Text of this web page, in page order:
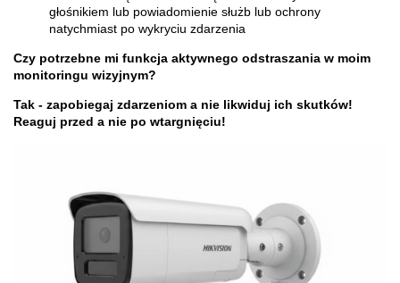
głośnikiem lub powiadomienie służb lub ochrony
natychmiast po wykryciu zdarzenia
Czy potrzebne mi funkcja aktywnego odstraszania w moim
monitoringu wizyjnym?
Tak - zapobiegaj zdarzeniom a nie likwiduj ich skutków!
Reaguj przed a nie po wtargnięciu!